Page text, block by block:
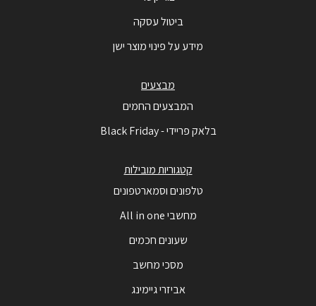
ביטול עסקה
מידע על פינוי מוצר ישן
מבצעים
המבצעים החמים
בלאק פריידי - Black Friday
קטגוריות מובילות
טלפונים וסמארטפונים
מחשבי All in one
שעונים חכמים
מסכי מחשב
אביזרי גיימינג